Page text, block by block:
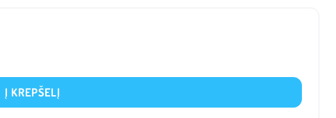
Į KREPŠELĮ